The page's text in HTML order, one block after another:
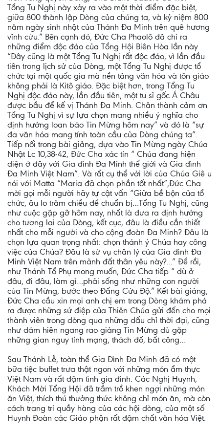
Tổng Tu Nghị này xảy ra vào một thời điểm đặc biệt,
giữa 800 thành lập Dòng của chúng ta, và kỷ niệm 800
năm ngày sinh nhật của Thánh Đa Minh trên quê hương
vĩnh cửu.” Bên cạnh đó, Đức Cha Phaolô đã chỉ ra
những điểm độc đáo của Tổng Hội Biên Hòa lần này
“Đây cũng là một Tổng Tu Nghị rất độc đáo, vì lần đầu
tiên trong lịch sử của Dòng, một Tổng Tu Nghị được tổ
chức tại một quốc gia mà nền tảng văn hóa và tôn giáo
không phải là Kitô giáo. Đặc biệt hơn, trong Tổng Tu
Nghị độc đáo này, lần đầu tiên, một tu sĩ gốc Á Châu
được bầu để kế vị Thánh Đa Minh. Chân thành cảm ơn
Tổng Tu Nghị vì sự lựa chọn mang nhiều ý nghĩa cho
định hướng loan báo Tin Mừng hôm nay” và đó là “sự
đa văn hóa mang tính toàn cầu của Dòng chúng ta”.
Tiếp nối trong bài giảng, dựa vào Tin Mừng ngày Chúa
Nhật Lc 10,38-42, Đức Cha xác tín “ Chúa đang hiện
diện ở đây với Gia đình Đa Minh thế giới và Gia đình
Đa Minh Việt Nam”. Và rất cụ thể với lời của Chúa Giê u
nói với Matta “Maria đã chọn phần tốt nhất”,Đức Cha
mời gọi mỗi người hãy tự cật vấn “Giữa bề bộn của tổ
chức, âu lo trăm chiều để chuẩn bị…Tổng Tu Nghị, cũng
như cuộc gặp gỡ hôm nay, nhất là đưa ra định hướng
cho tương lai của Dòng, kết cục, đâu là điều cần thiết
nhất cho mỗi người và cho cộng đoàn Đa Minh? Đâu là
chọn lựa quan trọng nhất: chọn thánh ý Chúa hay công
việc của Chúa? Đâu là sứ vụ chân lý của Gia đình Đa
Minh Việt Nam trên mảnh đất thân yêu này?...” Để rồi,
như Thánh Tổ Phụ mong muốn, Đức Cha tiếp “ dù ở
đâu, đi đâu, làm gì…phải sống như những con người
của Tin Mừng, bước theo Đấng Cứu Độ.” Kết bài giảng,
Đức Cha cầu xin mọi anh chị em trong Dòng khám phá
ra được những sứ điệp của Thiên Chúa gửi đến cho mọi
thành viên trong dòng qua những dấu chỉ thời đại, cũng
như dám hiên ngang rao giảng Tin Mừng dù gặp
những gian nguy tính mạng, thách đố, bất công…
Sau Thánh Lễ, toàn thể Gia Đình Đa Minh đã có một
bữa tiệc buffet trưa thật ngon với những món ẩm thực
Việt Nam và rất đậm tình gia đình. Các Nghị Huynh,
Khách Mời Tổng Hội đã trầm trồ khen ngợi những món
ăn Việt, thích thú thưởng thức không chỉ món ăn, mà còn
cách trang trí quầy hàng của các hội dòng, của một số
Huynh Đoàn các Giáo phận rất đậm chất văn hóa Việt.